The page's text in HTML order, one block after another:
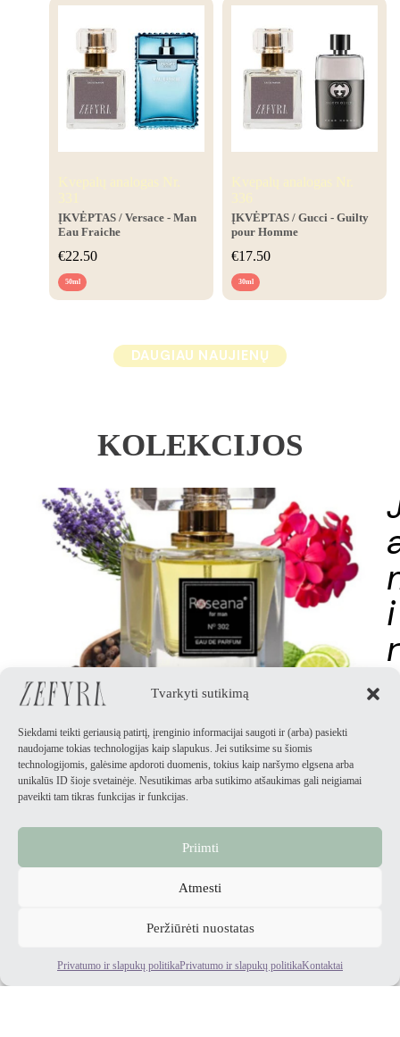
Tvarkyti sutikimą
Siekdami teikti geriausią patirtį, įrenginio informacijai saugoti ir (arba) pasiekti
naudojame tokias technologijas kaip slapukus. Jei sutiksime su šiomis
technologijomis, galėsime apdoroti duomenis, tokius kaip naršymo elgsena arba
unikalūs ID šioje svetainėje. Nesutikimas arba sutikimo atšaukimas gali neigiamai
paveikti tam tikras funkcijas ir funkcijas.
Priimti
Atmesti
Peržiūrėti nuostatas
Privatumo ir slapukų politikaPrivatumo ir slapukų politikaKontaktai
Kvepalų analogas Nr.
331
ĮKVĖPTAS / Versace - Man
Eau Fraiche
€22.50
50ml
Kvepalų analogas Nr.
336
ĮKVĖPTAS / Gucci - Guilty
pour Homme
€17.50
30ml
DAUGIAU NAUJIENŲ
KOLEKCIJOS
JAM
i
r